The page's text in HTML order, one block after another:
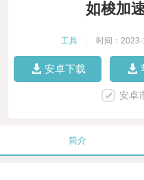
如梭加
工具 时间：
安卓下载
安卓
简介